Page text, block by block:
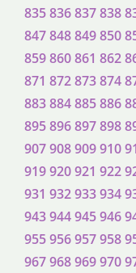
835836837838
847848849850
859860861 862
871 872873874
883884885886
895896897898
907908909910
919920921 922
931 932933934
943944945946
955956957958
967968969970